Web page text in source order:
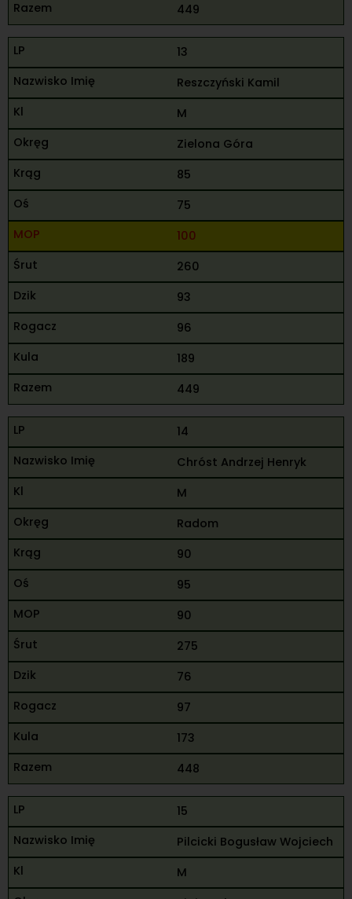
449
13
Reszczyński Kamil
M
Zielona Góra
85
75
100
260
93
96
189
449
14
Chróst Andrzej Henryk
M
Radom
90
95
90
275
76
97
173
448
15
Pilcicki Bogusław Wojciech
M